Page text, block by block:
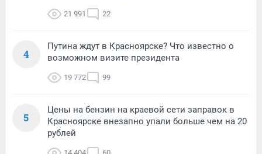
21 991 22
4
Путина ждут в Красноярске? Что известно о
возможном визите президента
19 772 99
5
Цены на бензин на краевой сети заправок в
Красноярске внезапно упали больше чем на 20
рублей